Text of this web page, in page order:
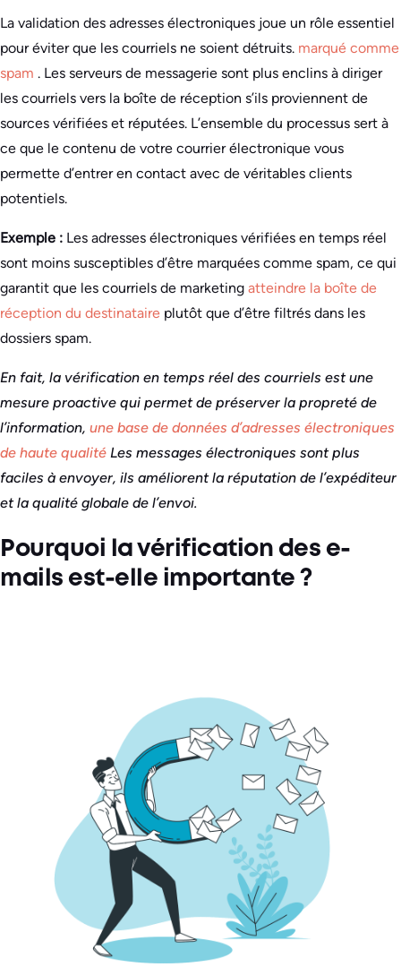
La validation des adresses électroniques joue un rôle essentiel
pour éviter que les courriels ne soient détruits. marqué comme
spam . Les serveurs de messagerie sont plus enclins à diriger
les courriels vers la boîte de réception s’ils proviennent de
sources vérifiées et réputées. L’ensemble du processus sert à
ce que le contenu de votre courrier électronique vous
permette d’entrer en contact avec de véritables clients
potentiels.
Exemple : Les adresses électroniques vérifiées en temps réel
sont moins susceptibles d’être marquées comme spam, ce qui
garantit que les courriels de marketing atteindre la boîte de
réception du destinataire plutôt que d’être filtrés dans les
dossiers spam.
En fait, la vérification en temps réel des courriels est une
mesure proactive qui permet de préserver la propreté de
l’information, une base de données d’adresses électroniques
de haute qualité Les messages électroniques sont plus
faciles à envoyer, ils améliorent la réputation de l’expéditeur
et la qualité globale de l’envoi.
Pourquoi la vérification des e-
mails est-elle importante ?